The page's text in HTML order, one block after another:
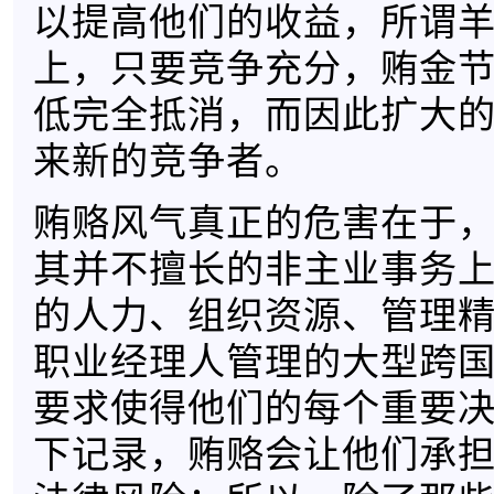
以提高他们的收益，所谓
上，只要竞争充分，贿金
低完全抵消，而因此扩大
来新的竞争者。
贿赂风气真正的危害在于
其并不擅长的非主业事务
的人力、组织资源、管理
职业经理人管理的大型跨
要求使得他们的每个重要
下记录，贿赂会让他们承